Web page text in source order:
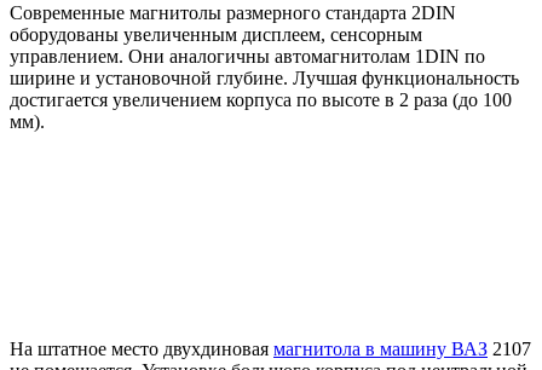
Современные магнитолы размерного стандарта 2DIN
оборудованы увеличенным дисплеем, сенсорным
управлением. Они аналогичны автомагнитолам 1DIN по
ширине и установочной глубине. Лучшая функциональность
достигается увеличением корпуса по высоте в 2 раза (до 100
мм).
На штатное место двухдиновая магнитола в машину ВАЗ 2107